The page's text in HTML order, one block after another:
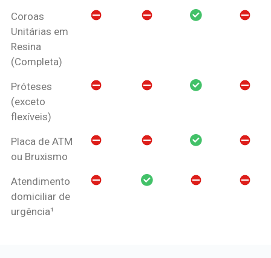
Coroas
Unitárias em
Resina
(Completa)
Próteses
(exceto
flexíveis)
Placa de ATM
ou Bruxismo
Atendimento
domiciliar de
urgência¹